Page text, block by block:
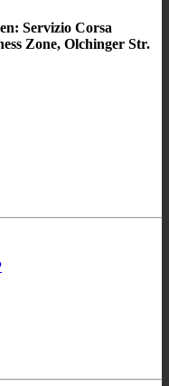
Servizio Corsa
Zone, Olchinger Str.